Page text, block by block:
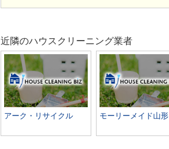
近隣のハウスクリーニング業者
アーク・リサイクル モーリーメイド山形